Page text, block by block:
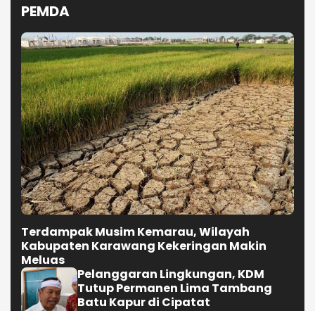
PEMDA
Terdampak Musim Kemarau, Wilayah
Kabupaten Karawang Kekeringan Makin
Meluas
Pelanggaran Lingkungan, KDM
Tutup Permanen Lima Tambang
Batu Kapur di Cipatat